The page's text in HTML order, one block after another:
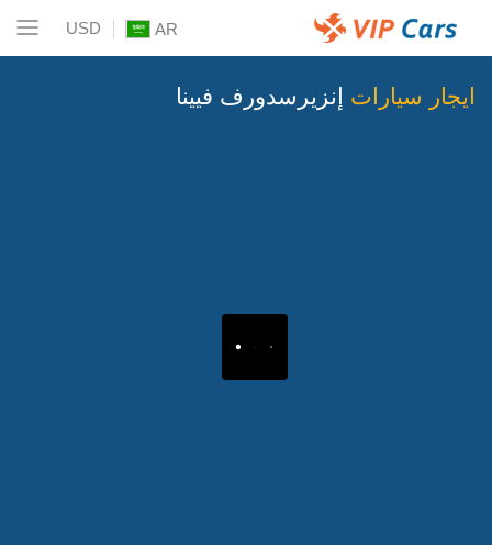
AR
USD
ايجار سيارات إنزيرسدورف فيينا